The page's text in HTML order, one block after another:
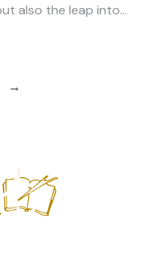
also the leap into…
→